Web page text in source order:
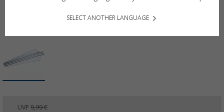
UVP 9,99 €
SELECT ANOTHER LANGUAGE